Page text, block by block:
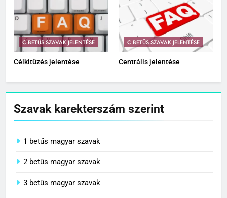
C BETŰS SZAVAK JELENTÉSE
Célkitűzés jelentése
C BETŰS SZAVAK JELENTÉSE
Centrális jelentése
Szavak karekterszám szerint
1 betűs magyar szavak
2 betűs magyar szavak
3 betűs magyar szavak